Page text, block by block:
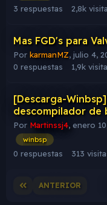
3 respuestas 2,8k
Mas FGD's para
Por karmanMZ, julio 4,
0 respuestas 1,9k
[Descarga-
descompilador de
Por Martinssj4, enero
winbsp
0 respuestas 313
ANTERIOR